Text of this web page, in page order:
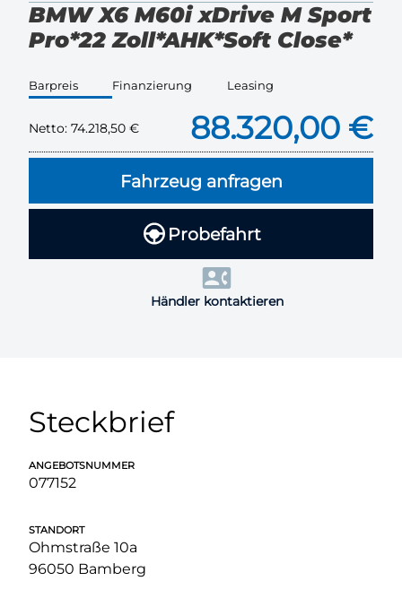
BMW X6 M60i xDrive M Sport
Pro*22 Zoll*AHK*Soft Close*
Barpreis Finanzierung Leasing
Netto: 74.218,50 € 88.320,00 €
Fahrzeug anfragen
Probefahrt
Händler kontaktieren
Steckbrief
ANGEBOTSNUMMER
077152
STANDORT
Ohmstraße 10a
96050 Bamberg